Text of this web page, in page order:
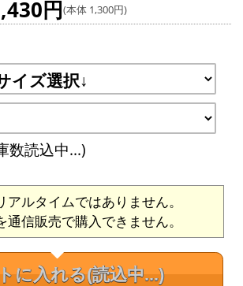
円(本体 1,300円)
数読込中...)
アルタイムではありません。
通信販売で購入できません。
に入れる(読込中...)